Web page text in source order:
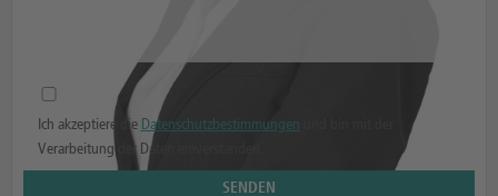
Ich akzeptiere die Datenschutzbestimmungen
Verarbeitung der Daten einverstanden.